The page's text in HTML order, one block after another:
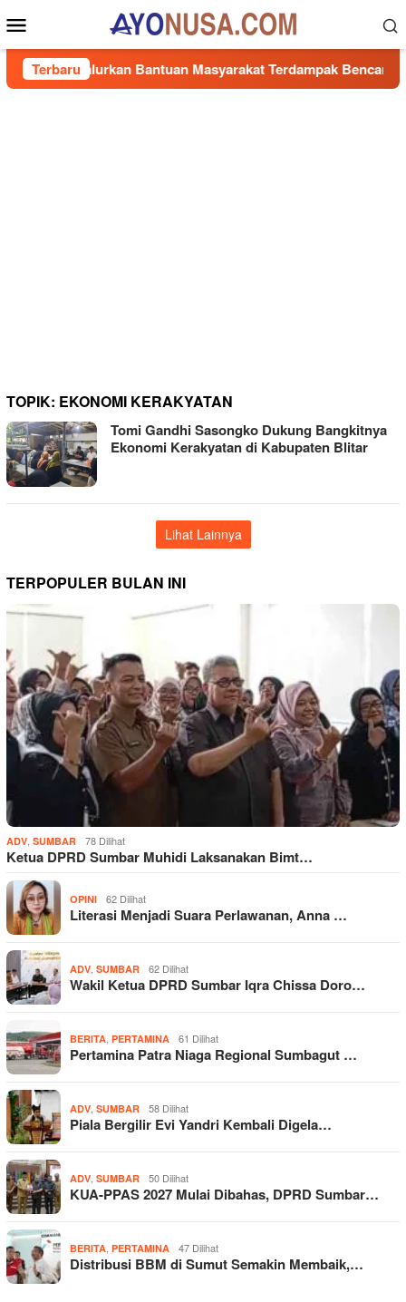
ke
kontenMobile
Terbaru
Salurkan Bantuan Masyarakat Terdampak Bencana Banjir
TOPIK: EKONOMI KERAKYATAN
Tomi Gandhi Sasongko Dukung Bangkitnya
Ekonomi Kerakyatan di Kabupaten Blitar
Lihat Lainnya
TERPOPULER BULAN INI
ADV SUMBAR 78 Dilihat
Ketua DPRD Sumbar Muhidi Laksanakan Bimt…
OPINI 62 Dilihat
Literasi Menjadi Suara Perlawanan, Anna …
ADV SUMBAR 62 Dilihat
Wakil Ketua DPRD Sumbar Iqra Chissa Doro…
BERITA PERTAMINA 61 Dilihat
Pertamina Patra Niaga Regional Sumbagut …
ADV SUMBAR 58 Dilihat
Piala Bergilir Evi Yandri Kembali Digela…
ADV SUMBAR 50 Dilihat
KUA-PPAS 2027 Mulai Dibahas, DPRD Sumbar…
BERITA PERTAMINA 47 Dilihat
Distribusi BBM di Sumut Semakin Membaik,…